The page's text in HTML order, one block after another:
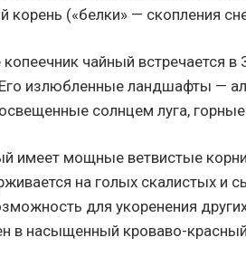
корень («белки» — скопления
чайный встречается в
излюбленные ландшафты —
солнцем луга,
имеет мощные ветвистые
на голых скалистых и
для укоренения
в насыщенный кроваво-